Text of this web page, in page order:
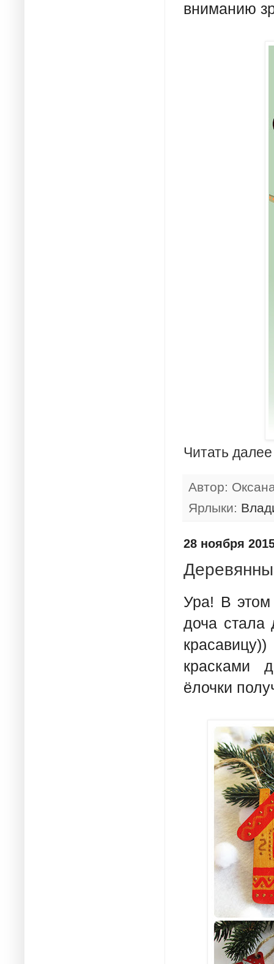
вниманию
Читать
Автор:
Ярлыки:
28 ноября 2015
Ура! В
доча стала
красками
ёлочки